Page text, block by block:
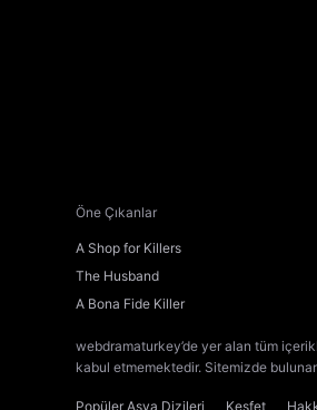
Öne Çıkanlar
A Shop for Killers
The Husband
A Bona Fide Killer
webdramaturkey’de yer alan tüm
kabul etmemektedir. Sitemizde
Popüler Asya Dizileri Keşfet